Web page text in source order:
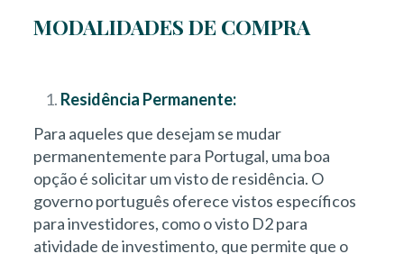
MODALIDADES DE COMPRA
Residência Permanente:
Para aqueles que desejam se mudar
permanentemente para Portugal, uma boa
opção é solicitar um visto de residência. O
governo português oferece vistos específicos
para investidores, como o visto D2 para
atividade de investimento, que permite que o